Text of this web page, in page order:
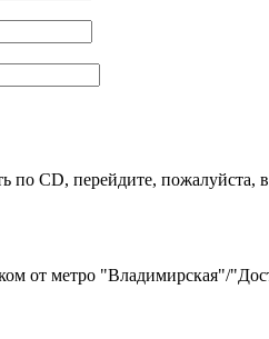
по CD, перейдите, пожалуйста,
от метро "Владимирская"/